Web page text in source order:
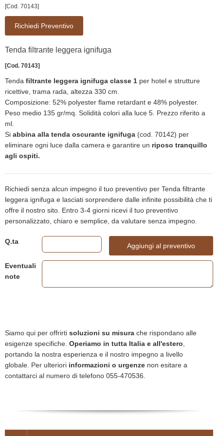
[Cod. 70143]
Richiedi Preventivo
Tenda filtrante leggera ignifuga
[Cod. 70143]
Tenda filtrante leggera ignifuga classe 1 per hotel e strutture
ricettive, trama rada, altezza 330 cm.
Composizione: 52% polyester flame retardant e 48% polyester.
Peso medio 135 gr/mq. Solidità colori alla luce 5. Prezzo riferito a
ml.
Si abbina alla tenda oscurante ignifuga (cod. 70142) per
eliminare ogni luce dalla camera e garantire un riposo tranquillo
agli ospiti.
Richiedi senza alcun impegno il tuo preventivo per Tenda filtrante
leggera ignifuga e lasciati sorprendere dalle infinite possibilità che ti
offre il nostro sito. Entro 3-4 giorni ricevi il tuo preventivo
personalizzato, chiaro e semplice, da valutare senza impegno.
Q.ta
Aggiungi al preventivo
Eventuali
note
Siamo qui per offrirti soluzioni su misura che rispondano alle
esigenze specifiche. Operiamo in tutta Italia e all'estero,
portando la nostra esperienza e il nostro impegno a livello
globale. Per ulteriori informazioni o urgenze non esitare a
contattarci al numero di telefono 055-470536.